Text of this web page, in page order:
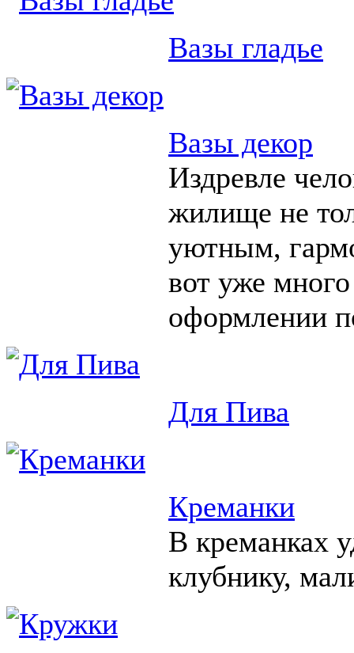
Вазы гладье
Вазы декор
Издревле
жилище не
уютным,
вот уже
оформлении
Для Пива
Креманки
В креманках
клубнику,